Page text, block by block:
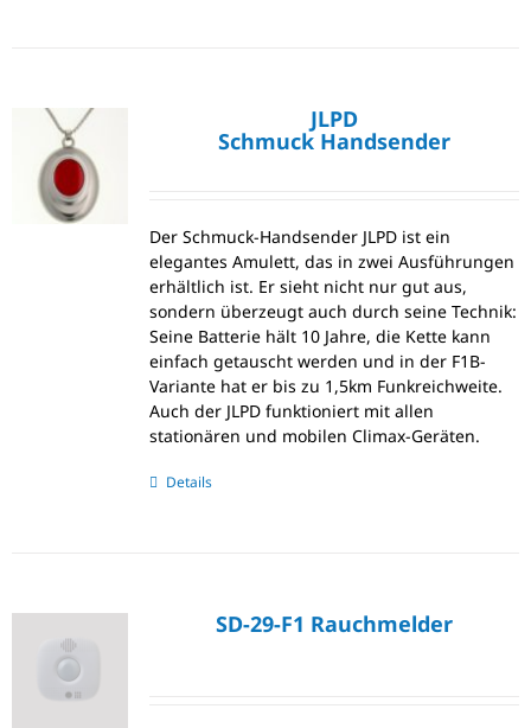
JLPD
Schmuck Handsender
Der Schmuck-Handsender JLPD ist ein
elegantes Amulett, das in zwei Ausführungen
erhältlich ist. Er sieht nicht nur gut aus,
sondern überzeugt auch durch seine Technik:
Seine Batterie hält 10 Jahre, die Kette kann
einfach getauscht werden und in der F1B-
Variante hat er bis zu 1,5km Funkreichweite.
Auch der JLPD funktioniert mit allen
stationären und mobilen Climax-Geräten.
Details
SD-29-F1 Rauchmelder